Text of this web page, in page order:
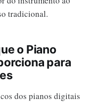
tradicional.
o Piano
para
dos pianos digitais